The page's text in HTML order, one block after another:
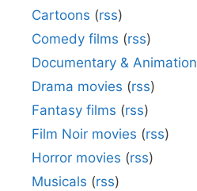
Cartoons (rss)
Comedy films (rss)
Documentary & Animation
Drama movies (rss)
Fantasy films (rss)
Film Noir movies (rss)
Horror movies (rss)
Musicals (rss)